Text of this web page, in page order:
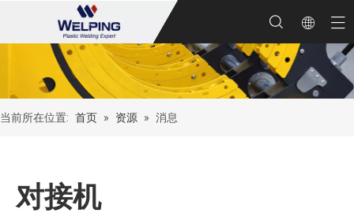
当前所在位置: 首页 » 资源 » 消息
对接机